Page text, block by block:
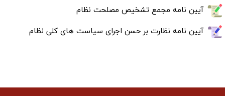
آیین نامه مجمع تشخیص مصلحت نظام
آیین نامه نظارت بر حسن اجرای سیاست های کلی نظام